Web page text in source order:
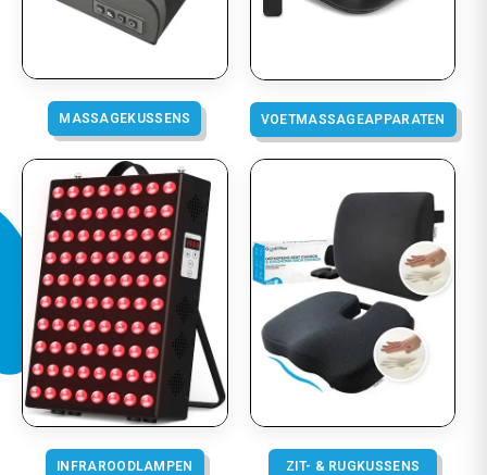
MASSAGEKUSSENS VOETMASSAGEAPPARATEN
INFRAROODLAMPEN ZIT- & RUGKUSSENS